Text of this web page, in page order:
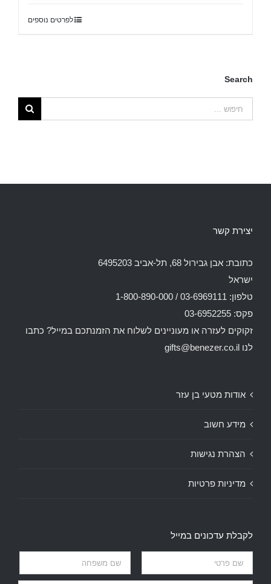
לפרטים נוספים
Search
יצירת קשר
כתובת: אבן גבירול 68, תל-אביב 6495203
ישראל
טלפון: 03-6969111 / 1-800-890-000
פקס: 03-6952255
זקוקים לעזרה או מעוניינים לשלוח את הזמנתכם במייל? כתבו
לנו gifts@benezer.co.il
אודות מטעי בן עזר
מידע חשוב
הצהרת נגישות
מדיניות פרטיות
לקבלת עדכונים במייל